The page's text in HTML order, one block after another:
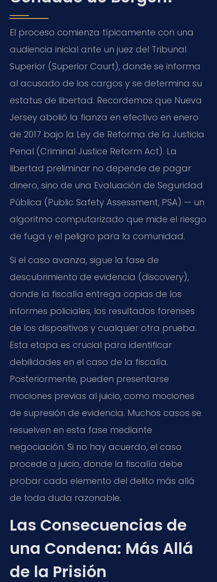
El proceso comienza típicamente con una
audiencia inicial ante un juez del Tribunal
Superior (Superior Court), donde se informa
al acusado de los cargos y se determina su
estatus de libertad. Recordemos que Nueva
Jersey abolió la fianza en efectivo en enero
de 2017 bajo la Ley de Reforma de la Justicia
Penal (Criminal Justice Reform Act). La
libertad preliminar no depende de pagar
dinero, sino de una Evaluación de Seguridad
Pública (Public Safety Assessment, PSA) — un
algoritmo computarizado que mide el riesgo
de fuga y el peligro para la comunidad.
Si el caso avanza, sigue la fase de
descubrimiento de evidencia (discovery),
donde la fiscalía entrega copias de los
informes policiales, los resultados forenses
de los dispositivos y cualquier otra prueba.
Esta etapa es crucial para identificar
debilidades en el caso de la fiscalía.
Posteriormente, pueden presentarse
mociones previas al juicio, como mociones
de supresión de evidencia. Muchos casos se
resuelven en esta fase mediante
negociación. Si no hay acuerdo, el caso
procede a juicio, donde la fiscalía debe
probar cada elemento del delito más allá
de toda duda razonable.
Las Consecuencias de
una Condena: Más Allá
de la Prisión